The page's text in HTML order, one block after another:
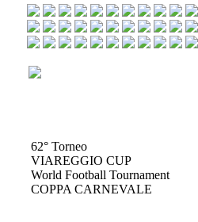
62° Torneo
VIAREGGIO CUP
World Football Tournament
COPPA CARNEVALE